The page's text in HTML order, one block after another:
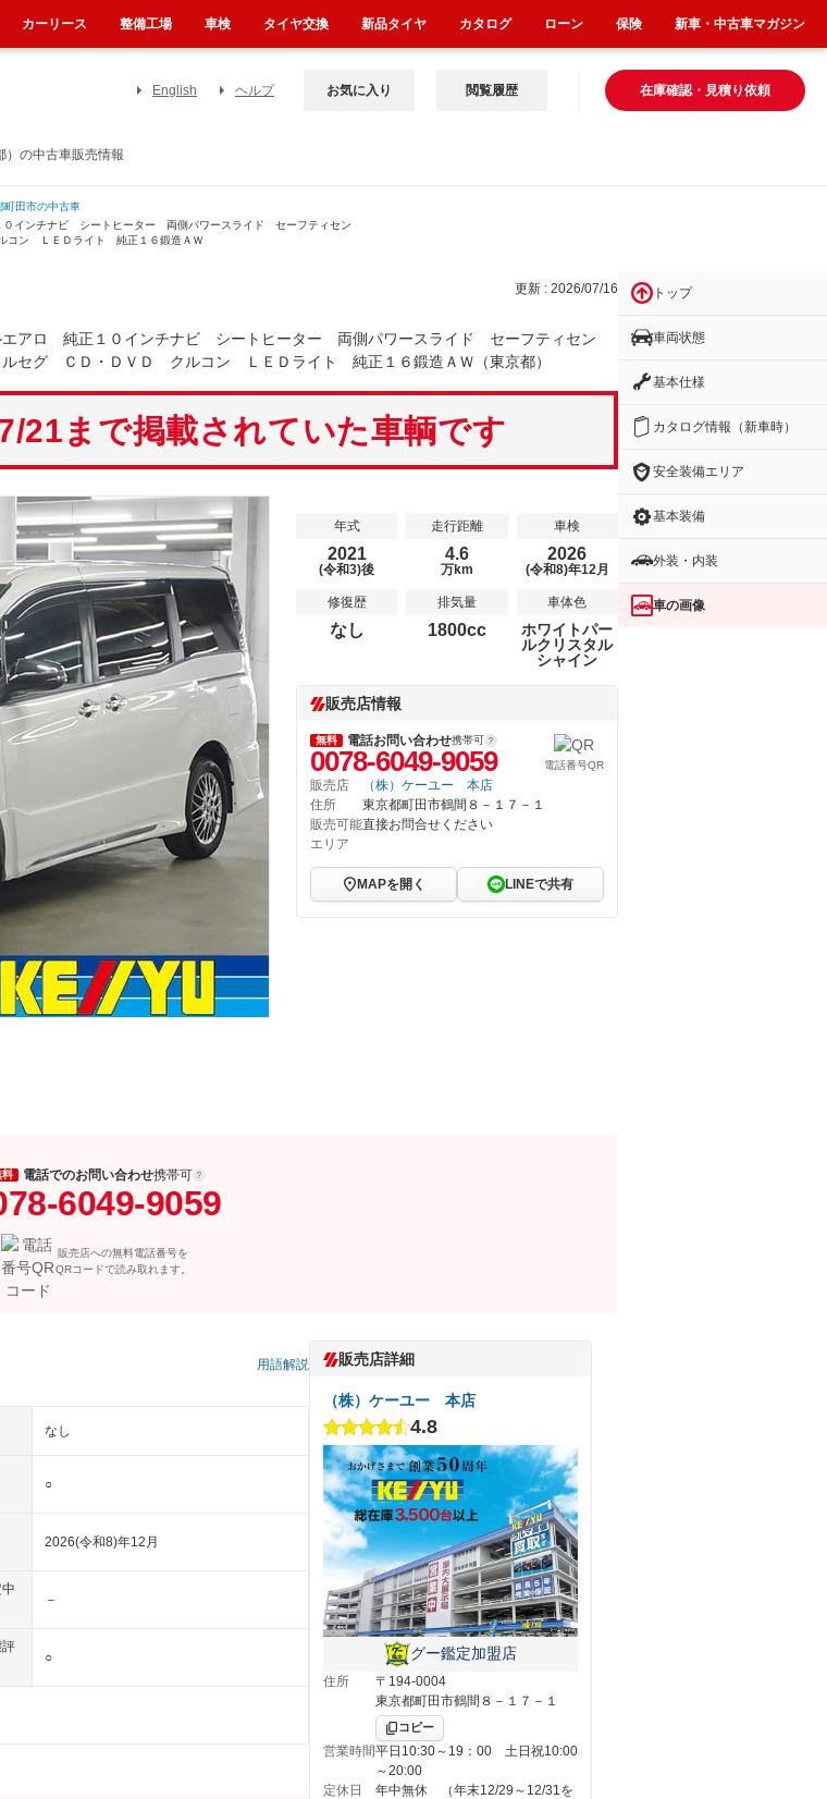
の中古車販売情報
English ヘルプ 在庫確認・見積り依頼
お気に入り 閲覧履歴
町田市の中古車
インチナビ シートヒーター 両側パワースライド セーフティセン
ン ＬＥＤライト 純正１６鍛造ＡＷ
更新 : 2026/07/16
アロ 純正１０インチナビ シートヒーター 両側パワースライド セーフティセン
グ ＣＤ・ＤＶＤ クルコン ＬＥＤライト 純正１６鍛造ＡＷ（東京都）
21まで掲載されていた車輌です
年式
2021
(令和3)後
走行距離
4.6
万km
車検
2026
(令和8)年12月
修復歴
なし
排気量
1800cc
車体色
ホワイトパー
ルクリスタル
シャイン
販売店情報
無料 電話お問い合わせ携帯可
0078-6049-9059 電話番号QR
販売店
（株）ケーユー 本店
住所
東京都町田市鶴間８－１７－１
販売可能
エリア
直接お問合せください
MAPを開く LINEで共有
料 電話でのお問い合わせ携帯可
6049-9059
販売店への無料電話番号を
QRコードで読み取れます。
用語解説
なし
○
2026(令和8)年12月
－
○
販売店詳細
（株）ケーユー 本店
4.8
グー鑑定加盟店
住所
〒194-0004
東京都町田市鶴間８－１７－１
コピー
営業時間平日10:30～19：00 土日祝10:00
～20:00
定休日
年中無休 （年末12/29～12/31を
トップ
車両状態
基本仕様
カタログ情報（新車時）
安全装備エリア
基本装備
外装・内装
車の画像
カーリース 整備工場 車検 タイヤ交換 新品タイヤ カタログ ローン 保険 新車・中古車マガジン